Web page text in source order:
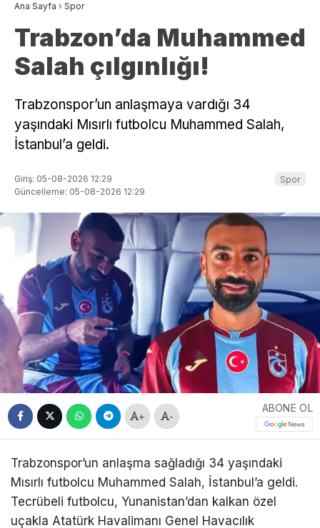
Ana Sayfa › Spor
Trabzon’da Muhammed
Salah çılgınlığı!
Trabzonspor’un anlaşmaya vardığı 34
yaşındaki Mısırlı futbolcu Muhammed Salah,
İstanbul’a geldi.
Giriş: 05-08-2026 12:29
Güncelleme: 05-08-2026 12:29
Spor
+ -
ABONE OL
Trabzonspor’un anlaşma sağladığı 34 yaşındaki
Mısırlı futbolcu Muhammed Salah, İstanbul’a geldi.
Tecrübeli futbolcu, Yunanistan’dan kalkan özel
uçakla Atatürk Havalimanı Genel Havacılık